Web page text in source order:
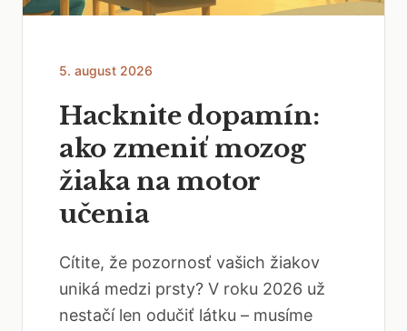
5. august 2026
Hacknite dopamín:
ako zmeniť mozog
žiaka na motor
učenia
Cítite, že pozornosť vašich žiakov
uniká medzi prsty? V roku 2026 už
nestačí len odučiť látku – musíme